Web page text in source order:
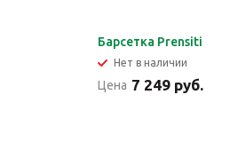
Барсетка Prensiti
Нет в наличии
Цена 7 249 руб.